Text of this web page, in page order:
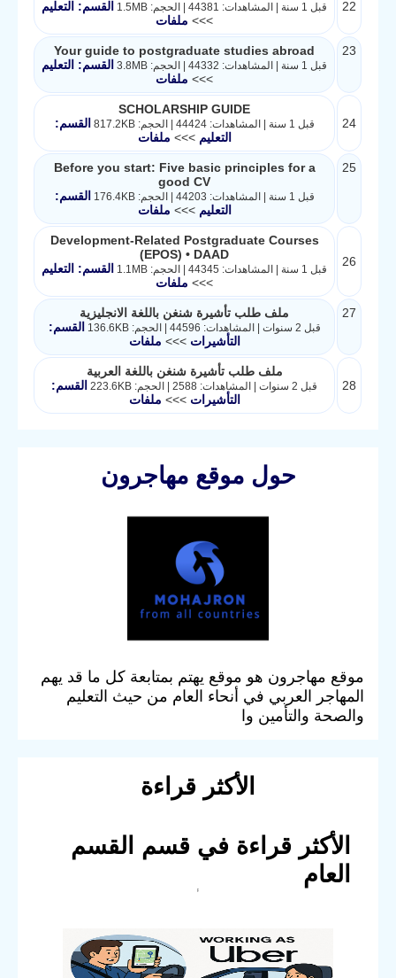
22 قبل 1 سنة | المشاهدات: 44381 | الحجم: 1.5MB
القسم: التعليم
>>> ملفات
23
Your guide to postgraduate studies abroad
قبل 1 سنة | المشاهدات: 44332 | الحجم: 3.8MB
القسم: التعليم
>>> ملفات
24
SCHOLARSHIP GUIDE
قبل 1 سنة | المشاهدات: 44424 | الحجم: 817.2KB
القسم:
التعليم>>> ملفات
25
Before you start: Five basic principles for a
good CV
قبل 1 سنة | المشاهدات: 44203 | الحجم: 176.4KB
القسم:
التعليم>>> ملفات
26
Development-Related Postgraduate Courses
(EPOS) • DAAD
قبل 1 سنة | المشاهدات: 44345 | الحجم: 1.1MB
القسم: التعليم
>>> ملفات
27 ملف طلب تأشيرة شنغن باللغة الانجليزية
قبل 2 سنوات | المشاهدات: 44596 | الحجم: 136.6KB
القسم:
التأشيرات>>> ملفات
28
ملف طلب تأشيرة شنغن باللغة العربية
قبل 2 سنوات | المشاهدات: 2588 | الحجم: 223.6KB
القسم:
التأشيرات>>> ملفات
حول موقع مهاجرون
موقع مهاجرون هو موقع يهتم بمتابعة كل ما قد يهم
المهاجر العربي في أنحاء العام من حيث التعليم
والصحة والتأمين وا
الأكثر قراءة
الأكثر قراءة في قسم القسم
العام